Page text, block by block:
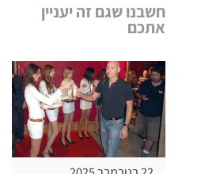
חשבנו שגם זה יעניין
אתכם